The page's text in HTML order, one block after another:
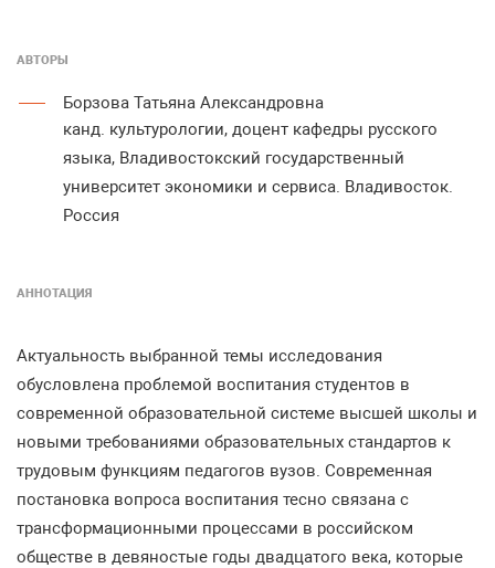
АВТОРЫ
Борзова Татьяна Александровна
канд. культурологии, доцент кафедры русского
языка, Владивостокский государственный
университет экономики и сервиса. Владивосток.
Россия
АННОТАЦИЯ
Актуальность выбранной темы исследования
обусловлена проблемой воспитания студентов в
современной образовательной системе высшей школы и
новыми требованиями образовательных стандартов к
трудовым функциям педагогов вузов. Современная
постановка вопроса воспитания тесно связана с
трансформационными процессами в российском
обществе в девяностые годы двадцатого века, которые